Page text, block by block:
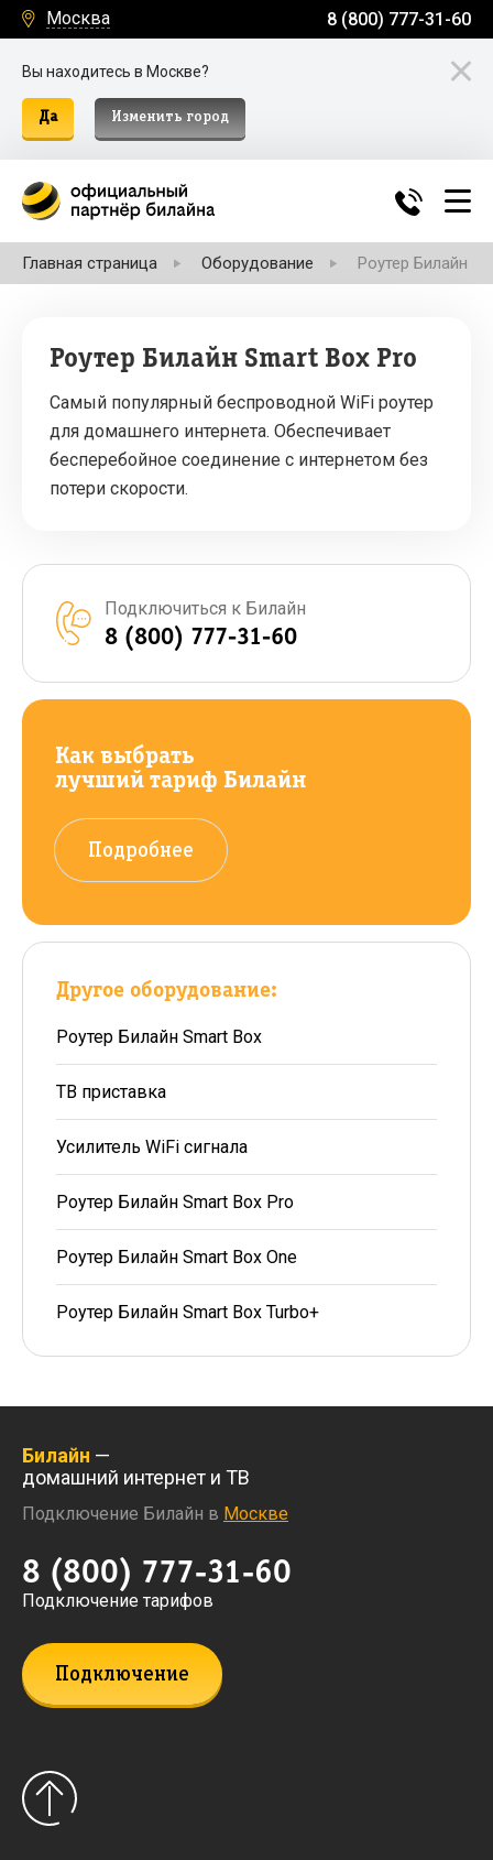
Москва 8 (800) 777-31-60
Вы находитесь в Москве?
Да Изменить город
Главная страница Оборудование Роутер Билайн
Роутер Билайн Smart Box Pro
Самый популярный беспроводной WiFi роутер
для домашнего интернета. Обеспечивает
бесперебойное соединение с интернетом без
потери скорости.
Подключиться к Билайн
8 (800) 777-31-60
Как выбрать
лучший тариф Билайн
Подробнее
Другое оборудование:
Роутер Билайн Smart Box
ТВ приставка
Усилитель WiFi сигнала
Роутер Билайн Smart Box Pro
Роутер Билайн Smart Box One
Роутер Билайн Smart Box Turbo+
Билайн —
домашний интернет и ТВ
Подключение Билайн в Москве
8 (800) 777-31-60
Подключение тарифов
Подключение